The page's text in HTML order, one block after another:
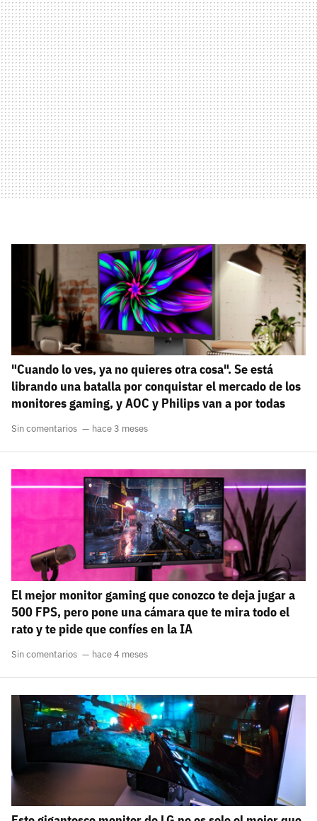
"Cuando lo ves, ya no quieres otra cosa". Se está
librando una batalla por conquistar el mercado de los
monitores gaming, y AOC y Philips van a por todas
Sin comentarios hace 3 meses
El mejor monitor gaming que conozco te deja jugar a
500 FPS, pero pone una cámara que te mira todo el
rato y te pide que confíes en la IA
Sin comentarios hace 4 meses